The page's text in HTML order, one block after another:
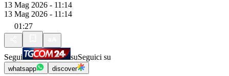
13 Mag 2026 - 11:14
13 Mag 2026 - 11:14
01:27
Segui suSeguici su
whatsapp discover